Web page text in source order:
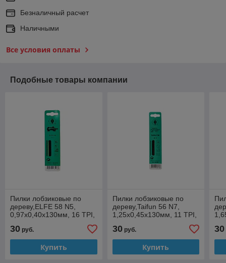
Безналичный расчет
Наличными
Все условия оплаты
Подобные товары компании
Пилки лобзиковые по
дереву,ELFE 58 N5,
0,97x0,40х130мм, 16 TPI,
30 руб.
Купить
Пилки лобзиковые по
дереву,Taifun 56 N7,
1,25x0,45х130мм, 11 TPI,
30руб.
Купить
30